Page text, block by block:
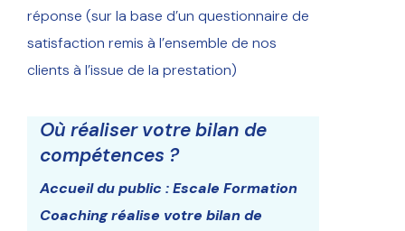
réponse (sur la base d’un questionnaire de
satisfaction remis à l’ensemble de nos
clients à l’issue de la prestation)
Où réaliser votre bilan de
compétences ?
Accueil du public : Escale Formation
Coaching réalise votre bilan de